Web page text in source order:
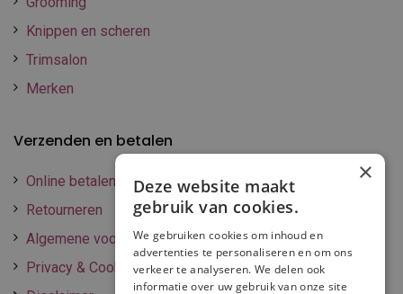
Knippen en scheren
Trimsalon
Merken
Verzenden en betalen
Online betalen
Retourneren
Algemene voorwaarden
Privacy & Cookie policy
×
Deze website maakt
gebruik van cookies.
We gebruiken cookies om inhoud en
advertenties te personaliseren en om ons
verkeer te analyseren. We delen ook
informatie over uw gebruik van onze site